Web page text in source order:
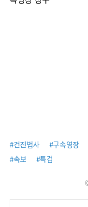
#건진법사 #구속영장
#속보
#특검